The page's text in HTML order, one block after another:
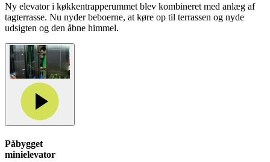
Ny elevator i køkkentrapperummet blev kombineret med anlæg af
tagterrasse. Nu nyder beboerne, at køre op til terrassen og nyde
udsigten og den åbne himmel.
Påbygget
minielevator